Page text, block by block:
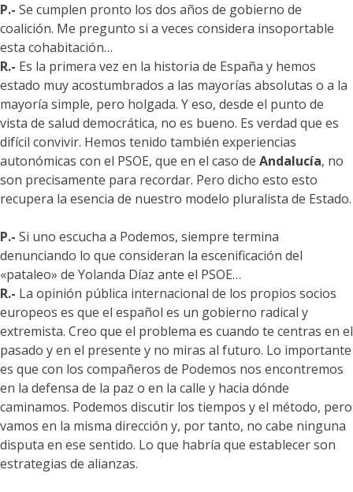
P.- Se cumplen pronto los dos años de gobierno de
coalición. Me pregunto si a veces considera insoportable
esta cohabitación…
R.- Es la primera vez en la historia de España y hemos
estado muy acostumbrados a las mayorías absolutas o a la
mayoría simple, pero holgada. Y eso, desde el punto de
vista de salud democrática, no es bueno. Es verdad que es
difícil convivir. Hemos tenido también experiencias
autonómicas con el PSOE, que en el caso de Andalucía, no
son precisamente para recordar. Pero dicho esto esto
recupera la esencia de nuestro modelo pluralista de Estado.
P.- Si uno escucha a Podemos, siempre termina
denunciando lo que consideran la escenificación del
«pataleo» de Yolanda Díaz ante el PSOE…
R.- La opinión pública internacional de los propios socios
europeos es que el español es un gobierno radical y
extremista. Creo que el problema es cuando te centras en el
pasado y en el presente y no miras al futuro. Lo importante
es que con los compañeros de Podemos nos encontremos
en la defensa de la paz o en la calle y hacia dónde
caminamos. Podemos discutir los tiempos y el método, pero
vamos en la misma dirección y, por tanto, no cabe ninguna
disputa en ese sentido. Lo que habría que establecer son
estrategias de alianzas.